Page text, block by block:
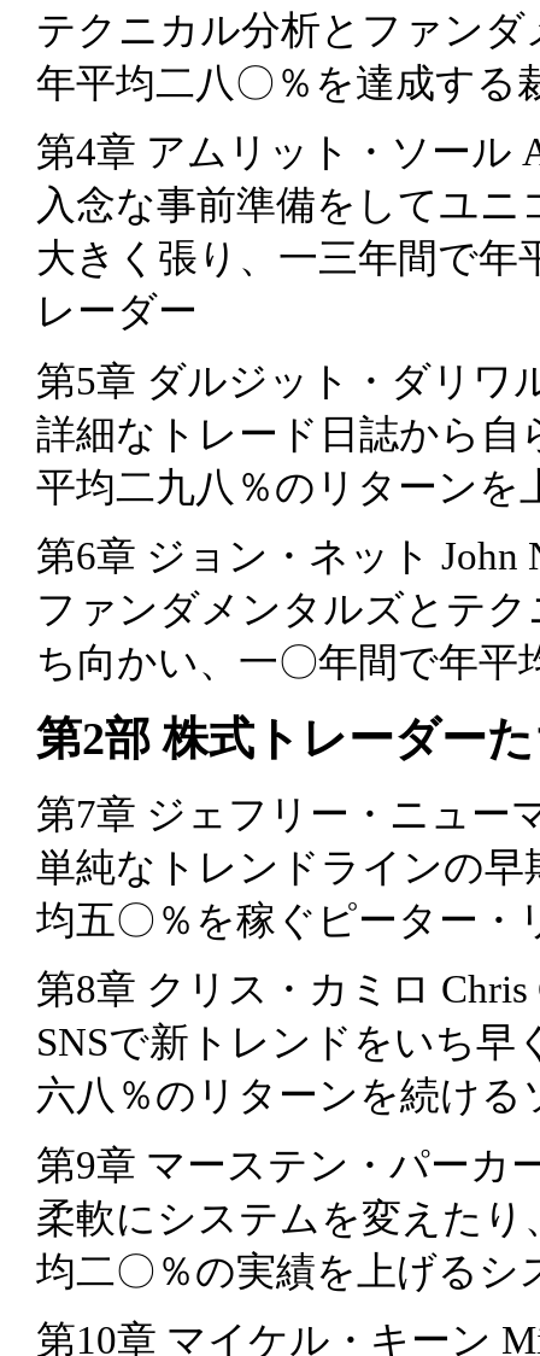
テクニカル分析とファン
年平均二八〇％を達成する
第4章 アムリット・ソール
入念な事前準備をしてユ
大きく張り、一三年間で年
レーダー
第5章 ダルジット・ダリワ
詳細なトレード日誌から
平均二九八％のリターンを
第6章 ジョン・ネット John
ファンダメンタルズとテ
ち向かい、一〇年間で年平
第2部 株式トレーダー
第7章 ジェフリー・ニュー
単純なトレンドラインの
均五〇％を稼ぐピーター・
第8章 クリス・カミロ Chris
SNSで新トレンドをいち
六八％のリターンを続け
第9章 マーステン・パーカ
柔軟にシステムを変えた
均二〇％の実績を上げるシ
第10章 マイケル・キーン